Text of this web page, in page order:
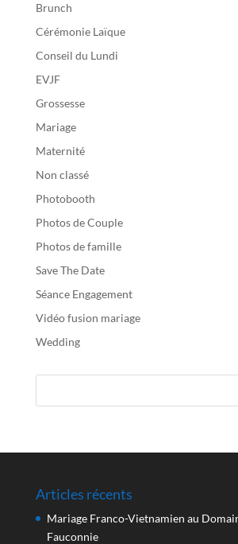
Brunch
Cérémonie Laïque
Conseil du Lundi
EVJF
Grossesse
Mariage
Maternité
Non classé
Photobooth
Photos de Couple
Photos de famille
Save The Date
Séance Engagement
Vidéo fusion mariage
Wedding
Articles récents
Mariage Franco-Vietnamien au
Fauconnie